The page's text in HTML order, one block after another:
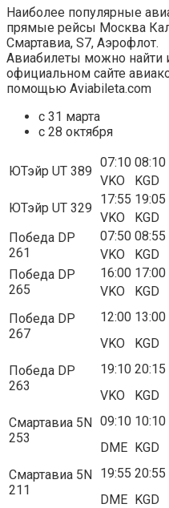
Наиболее популярные
прямые рейсы Москва
Смартавиа, S7, Аэрофлот.
Авиабилеты можно найти
официальном сайте
помощью Aviabileta.com
с 31 марта
с 28 октября
ЮТэйр UT 389
07:10 08:10
VKO KGD
ЮТэйр UT 329
17:55 19:05
VKO KGD
Победа DP
261
07:50 08:55
VKO KGD
Победа DP
265
16:00 17:00
VKO KGD
Победа DP
267
12:00 13:00
VKO KGD
Победа DP
263
19:10 20:15
VKO KGD
Смартавиа 5N
253
09:10 10:10
DME KGD
Смартавиа 5N
211
19:55 20:55
DME KGD